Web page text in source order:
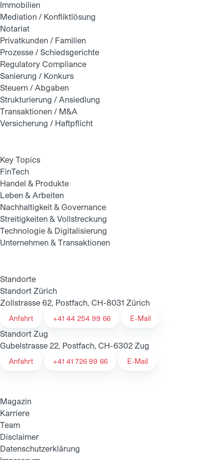
Immobilien
Mediation / Konfliktlösung
Notariat
Privatkunden / Familien
Prozesse / Schiedsgerichte
Regulatory Compliance
Sanierung / Konkurs
Steuern / Abgaben
Strukturierung / Ansiedlung
Transaktionen / M&A
Versicherung / Haftpflicht
Key Topics
FinTech
Handel & Produkte
Leben & Arbeiten
Nachhaltigkeit & Governance
Streitigkeiten & Vollstreckung
Technologie & Digitalisierung
Unternehmen & Transaktionen
Standorte
Standort Zürich
Zollstrasse 62, Postfach, CH-8031 Zürich
Anfahrt +41 44 254 99 66 E-Mail
Standort Zug
Gubelstrasse 22, Postfach, CH-6302 Zug
Anfahrt +41 41 726 99 66 E-Mail
Magazin
Karriere
Team
Disclaimer
Datenschutzerklärung